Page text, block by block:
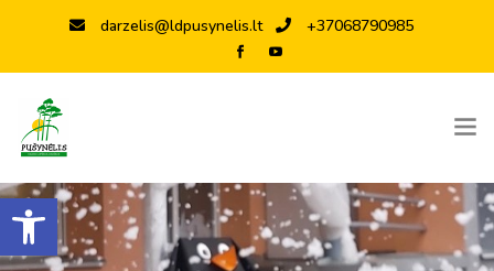
Open toolbar
darzelis@ldpusynelis.lt +37068790985